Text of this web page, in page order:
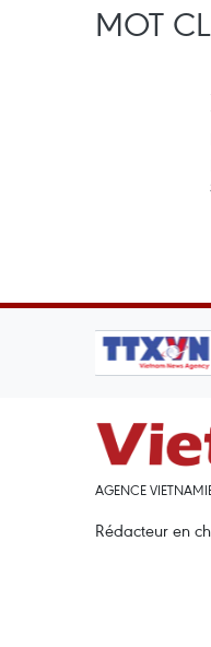
MOT
AGENCE
Rédacteur en